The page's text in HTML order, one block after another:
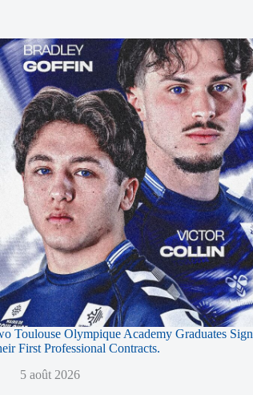
Toulouse Olympique Academy Graduates Sign
First Professional Contracts.
5 août 2026